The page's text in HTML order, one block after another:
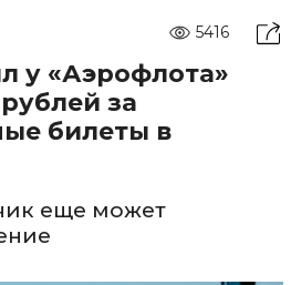
5416
у «Аэрофлота»
за
билеты в
еще может